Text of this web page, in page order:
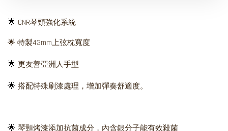
🌟 CNR琴頸強化系統
🌟 特製43mm上弦枕寬度
🌟 更友善亞洲人手型
🌟 搭配特殊刷漆處理，增加彈奏舒適度。
🌟 琴頸烤漆添加抗菌成分，內含銀分子能有效殺菌